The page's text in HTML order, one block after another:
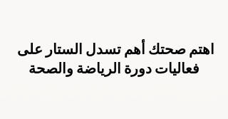
اهتم صحتك أهم تسدل الستار على
فعاليات دورة الرياضة والصحة